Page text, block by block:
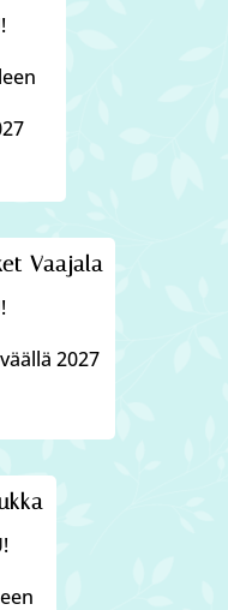
Vaajala
2027